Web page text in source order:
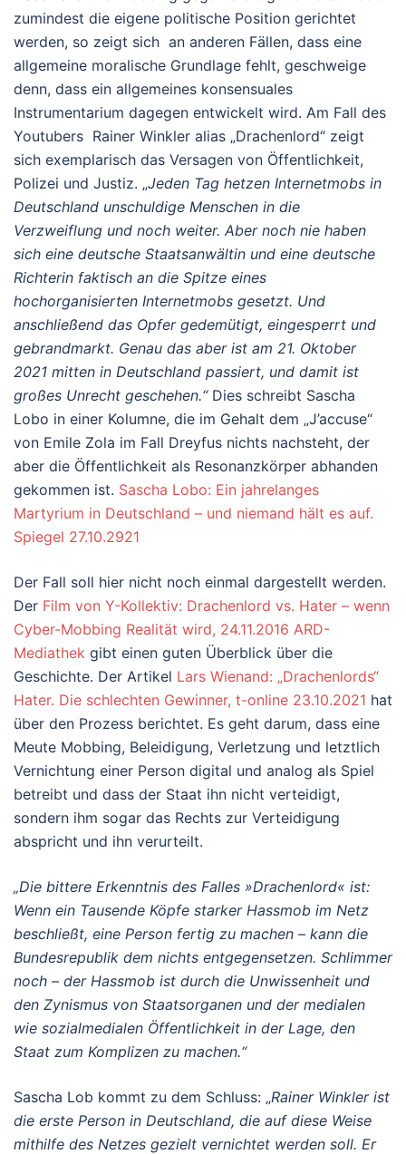
zumindest die eigene politische Position gerichtet
werden, so zeigt sich an anderen Fällen, dass eine
allgemeine moralische Grundlage fehlt, geschweige
denn, dass ein allgemeines konsensuales
Instrumentarium dagegen entwickelt wird. Am Fall des
Youtubers Rainer Winkler alias „Drachenlord“ zeigt
sich exemplarisch das Versagen von Öffentlichkeit,
Polizei und Justiz. „Jeden Tag hetzen Internetmobs in
Deutschland unschuldige Menschen in die
Verzweiflung und noch weiter. Aber noch nie haben
sich eine deutsche Staatsanwältin und eine deutsche
Richterin faktisch an die Spitze eines
hochorganisierten Internetmobs gesetzt. Und
anschließend das Opfer gedemütigt, eingesperrt und
gebrandmarkt. Genau das aber ist am 21. Oktober
2021 mitten in Deutschland passiert, und damit ist
großes Unrecht geschehen.“Dies schreibt Sascha
Lobo in einer Kolumne, die im Gehalt dem „J’accuse“
von Emile Zola im Fall Dreyfus nichts nachsteht, der
aber die Öffentlichkeit als Resonanzkörper abhanden
gekommen ist. Sascha Lobo: Ein jahrelanges
Martyrium in Deutschland – und niemand hält es auf.
Spiegel 27.10.2921
Der Fall soll hier nicht noch einmal dargestellt werden.
Der Film von Y-Kollektiv: Drachenlord vs. Hater – wenn
Cyber-Mobbing Realität wird, 24.11.2016 ARD-
Mediathek gibt einen guten Überblick über die
Geschichte. Der Artikel Lars Wienand: „Drachenlords“
Hater. Die schlechten Gewinner, t-online 23.10.2021 hat
über den Prozess berichtet. Es geht darum, dass eine
Meute Mobbing, Beleidigung, Verletzung und letztlich
Vernichtung einer Person digital und analog als Spiel
betreibt und dass der Staat ihn nicht verteidigt,
sondern ihm sogar das Rechts zur Verteidigung
abspricht und ihn verurteilt.
„Die bittere Erkenntnis des Falles »Drachenlord« ist:
Wenn ein Tausende Köpfe starker Hassmob im Netz
beschließt, eine Person fertig zu machen – kann die
Bundesrepublik dem nichts entgegensetzen. Schlimmer
noch – der Hassmob ist durch die Unwissenheit und
den Zynismus von Staatsorganen und der medialen
wie sozialmedialen Öffentlichkeit in der Lage, den
Staat zum Komplizen zu machen.“
Sascha Lob kommt zu dem Schluss: „Rainer Winkler ist
die erste Person in Deutschland, die auf diese Weise
mithilfe des Netzes gezielt vernichtet werden soll. Er